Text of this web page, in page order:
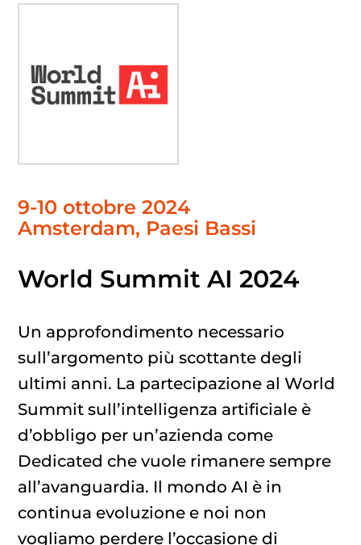
9-10 ottobre 2024
Amsterdam, Paesi Bassi
World Summit AI 2024
Un approfondimento necessario
sull’argomento più scottante degli
ultimi anni. La partecipazione al World
Summit sull’intelligenza artificiale è
d’obbligo per un’azienda come
Dedicated che vuole rimanere sempre
all’avanguardia. Il mondo AI è in
continua evoluzione e noi non
vogliamo perdere l’occasione di